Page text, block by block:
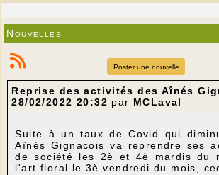
Nouvelles
Poster une nouvelle
Reprise des activités des Aînés
28/02/2022 20:32 par MCLaval
Suite à un taux de Covid qui
Aînés Gignacois va reprendre ses
de société les 2è et 4è mardis du
l'art floral le 3è vendredi du mois,